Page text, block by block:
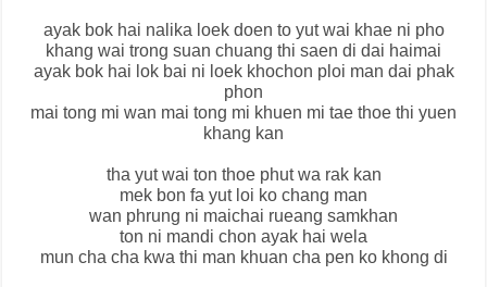
ayak bok hai nalika loek doen to yut wai khae ni pho
khang wai trong suan chuang thi saen di dai haimai
ayak bok hai lok bai ni loek khochon ploi man dai phak
phon
mai tong mi wan mai tong mi khuen mi tae thoe thi yuen
khang kan
tha yut wai ton thoe phut wa rak kan
mek bon fa yut loi ko chang man
wan phrung ni maichai rueang samkhan
ton ni mandi chon ayak hai wela
mun cha cha kwa thi man khuan cha pen ko khong di